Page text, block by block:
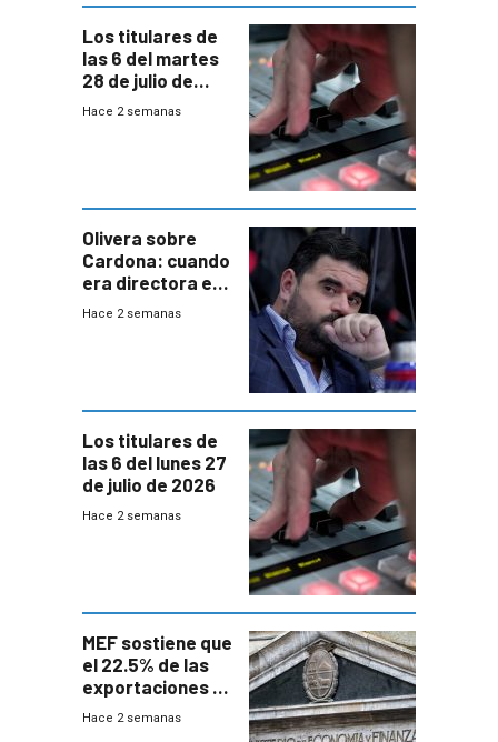
Los titulares de
las 6 del martes
28 de julio de
2026
Hace 2 semanas
Olivera sobre
Cardona: cuando
era directora en
UTE “no era muy
Hace 2 semanas
Los titulares de
las 6 del lunes 27
de julio de 2026
Hace 2 semanas
MEF sostiene que
el 22.5% de las
exportaciones a
EE.UU se verán
Hace 2 semanas